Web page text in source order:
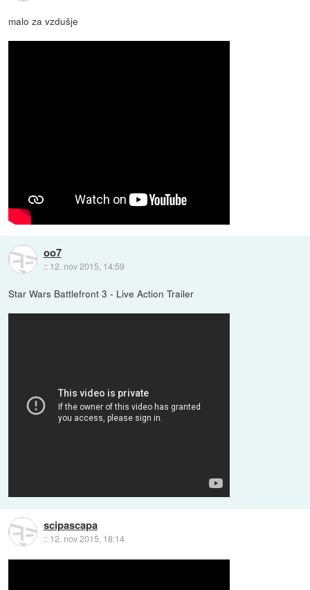
malo za vzdušje
oo7
:: 12. nov 2015, 14:59
Star Wars Battlefront 3 - Live Action Trailer
scipascapa
:: 12. nov 2015, 18:14